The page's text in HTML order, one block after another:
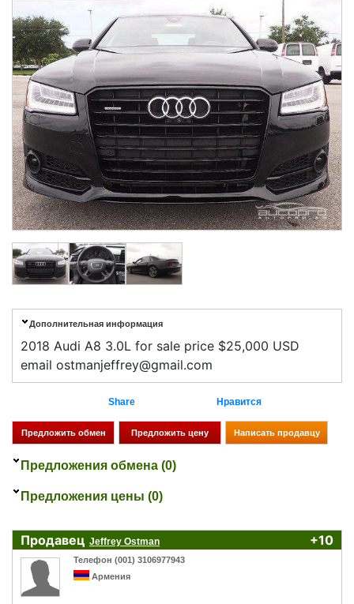
Дополнительная информация
2018 Audi A8 3.0L for sale price $25,000 USD
email ostmanjeffrey@gmail.com
Share Нравится
Предложения обмена (0)
Предложения цены (0)
Продавец Jeffrey Ostman +10
Телефон (001) 3106977943
Армения